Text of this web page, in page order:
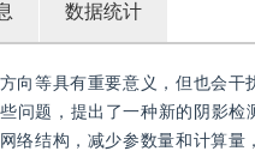
数据统计
等具有重要意义，但也会
问题，提出了一种新的阴影
络结构，减少参数量和计算